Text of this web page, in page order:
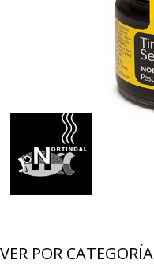
VER POR CATEGORÍA